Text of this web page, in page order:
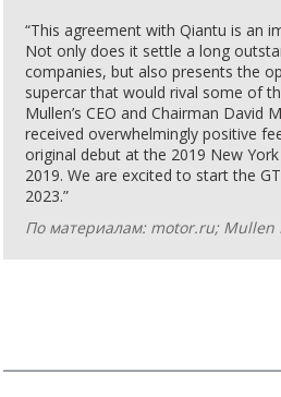
“This agreement with Qiantu is an
Not only does it settle a long
companies, but also presents the
supercar that would rival some of
Mullen’s CEO and Chairman David
received overwhelmingly positive
original debut at the 2019 New
2019. We are excited to start the
2023.”
По материалам: motor.ru; Mullen